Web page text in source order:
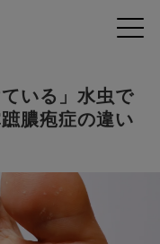
いる」水虫で
膿疱症の違い